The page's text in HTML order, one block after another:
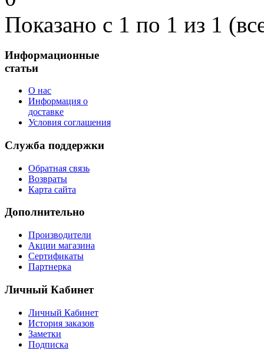
Показано с 1 по 1 из 1
Информационные
статьи
О нас
Информация о
доставке
Условия соглашения
Служба поддержки
Обратная связь
Возвраты
Карта сайта
Дополнительно
Производители
Акции магазина
Сертификаты
Партнерка
Личный Кабинет
Личный Кабинет
История заказов
Заметки
Подписка